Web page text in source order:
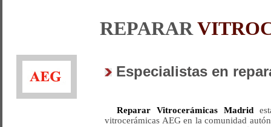
REPARAR
Especialistas en
Reparar Vitrocerámicas Madrid
vitrocerámicas AEG en la comunidad